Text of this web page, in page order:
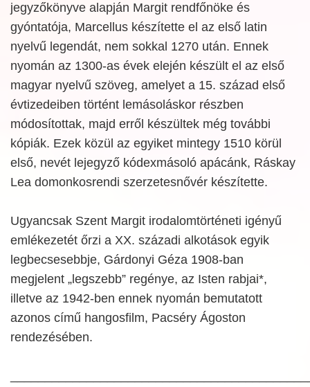
jegyzőkönyve alapján Margit rendfőnöke és
gyóntatója, Marcellus készítette el az első latin
nyelvű legendát, nem sokkal 1270 után. Ennek
nyomán az 1300-as évek elején készült el az első
magyar nyelvű szöveg, amelyet a 15. század első
évtizedeiben történt lemásoláskor részben
módosítottak, majd erről készültek még további
kópiák. Ezek közül az egyiket mintegy 1510 körül
első, nevét lejegyző kódexmásoló apácánk, Ráskay
Lea domonkosrendi szerzetesnővér készítette.
Ugyancsak Szent Margit irodalomtörténeti igényű
emlékezetét őrzi a XX. századi alkotások egyik
legbecsesebbje, Gárdonyi Géza 1908-ban
megjelent „legszebb” regénye, az Isten rabjai*,
illetve az 1942-ben ennek nyomán bemutatott
azonos című hangosfilm, Pacséry Ágoston
rendezésében.